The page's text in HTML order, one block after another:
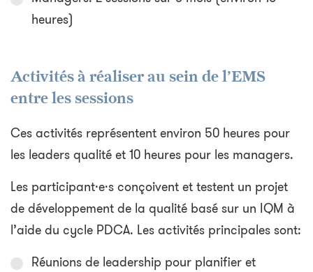
heures)
Activités à réaliser au sein de l’EMS
entre les sessions
Ces activités représentent environ 50 heures pour
les leaders qualité et 10 heures pour les managers.
Les participant·e·s conçoivent et testent un projet
de développement de la qualité basé sur un IQM à
l’aide du cycle PDCA. Les activités principales sont:
Réunions de leadership pour planifier et